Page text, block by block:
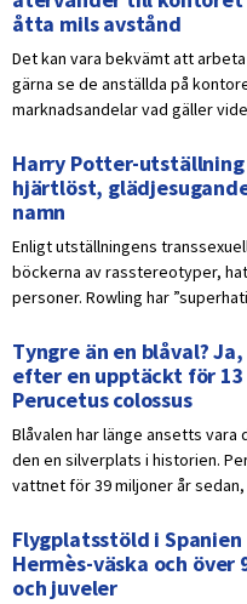
åtta mils avstånd
Det kan vara bekvämt att
gärna se de anställda på
marknadsandelar vad gäller
Harry Potter-
hjärtlöst,
namn
Enligt utställningens
böckerna av rasstereotyper,
personer. Rowling har
Tyngre än en blåval?
efter en upptäckt för
Perucetus colossus
Blåvalen har länge ansetts
den en silverplats i historien.
vattnet för 39 miljoner år
Flygplatsstöld i
Hermès-väska och
och juveler